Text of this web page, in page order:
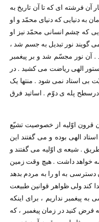
آن فرشته ای که تا آن تاریخ به
به دنیایی که دنیای محمّد و او
که چشم انسانی محمّد نیز او
می گویند نور تبدیل به جسم شد ،
آن نور مجسّم شد و بر پیغمبر
الهی ریاضت می کشید . در
بی استاد نمی شود . منتها یک
پله ی دوّم . اساتید فرق
قرون اوّلیه از خصوصیت تشیّع
الهی بوده و می گفتند این
طریق . شیعه ی اوّلیه می گفتند و
خواهد داشت . هیچ وقت زمین
دسترسی به او را به مردم بدهد
کند ولی ظواهر قوانین طبیعت
پیغمبر نداریم ،‌ برای اینکه
فرض کنید در زمان پیغمبر ، که